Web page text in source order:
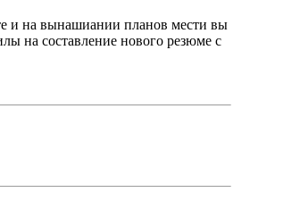
и на вынашиании планов мести вы
на составление нового резюме с